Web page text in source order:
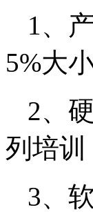
1、
5%大
2、
列培
3、